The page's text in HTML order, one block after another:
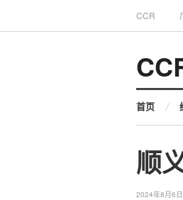
CCR
首页
顺
2024年8月6日